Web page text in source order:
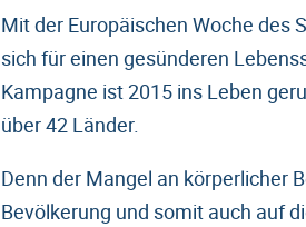
Mit der Europäischen Woche des
sich für einen gesünderen
Kampagne ist 2015 ins Leben
über 42 Länder.
Denn der Mangel an körperlicher
Bevölkerung und somit auch auf